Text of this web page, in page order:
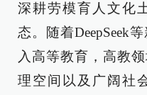
深耕劳模育人文化
态。随着DeepSeek
入高等教育，高教
理空间以及广阔社